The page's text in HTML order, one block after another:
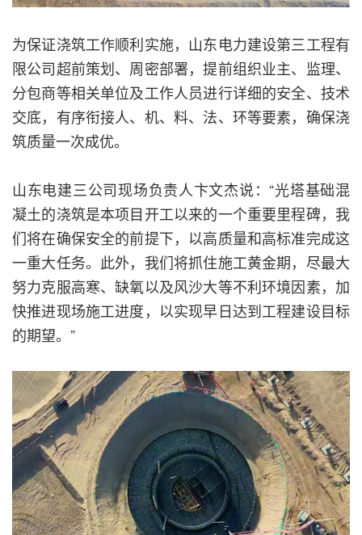
为保证浇筑工作顺利实施，山东电力建设第三工程有
限公司超前策划、周密部署，提前组织业主、监理、
分包商等相关单位及工作人员进行详细的安全、技术
交底，有序衔接人、机、料、法、环等要素，确保浇
筑质量一次成优。
山东电建三公司现场负责人卞文杰说：“光塔基础混
凝土的浇筑是本项目开工以来的一个重要里程碑，我
们将在确保安全的前提下，以高质量和高标准完成这
一重大任务。此外，我们将抓住施工黄金期，尽最大
努力克服高寒、缺氧以及风沙大等不利环境因素，加
快推进现场施工进度，以实现早日达到工程建设目标
的期望。”